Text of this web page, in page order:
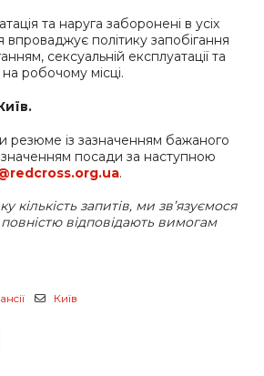
та наруга заборонені в усіх
впроваджує політику запобігання
сексуальній експлуатації та
на робочому місці.
резюме із зазначенням бажаного
посади за наступною
.
запитів, ми зв’язуємося
відповідають вимогам
Київ